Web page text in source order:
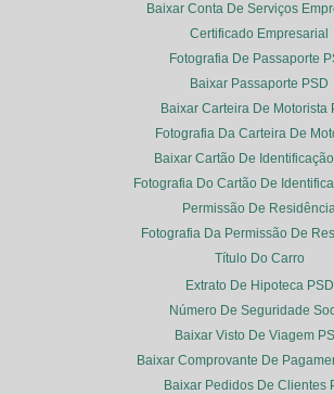
Baixar Conta De Serviços
Certificado Empresarial
Fotografia De Passaporte
Baixar Passaporte PSD
Baixar Carteira De Motorista
Fotografia Da Carteira De
Baixar Cartão De
Fotografia Do Cartão De
Permissão De
Fotografia Da Permissão De
Título Do Carro
Extrato De Hipoteca PSD
Número De Seguridade
Baixar Visto De Viagem
Baixar Comprovante De
Baixar Pedidos De Clientes